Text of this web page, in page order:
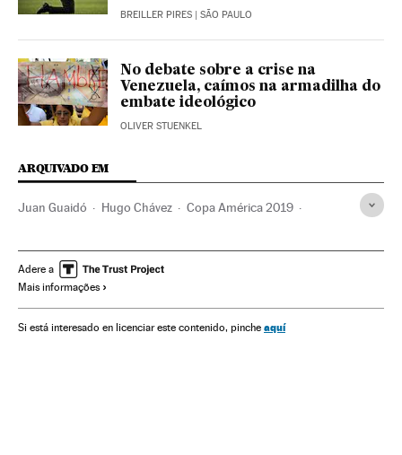
BREILLER PIRES | SÃO PAULO
No debate sobre a crise na
Venezuela, caímos na armadilha do
embate ideológico
OLIVER STUENKEL
ARQUIVADO EM
Juan Guaidó Hugo Chávez Copa América 2019
Rondón Luis Manuel Seijas
Mikel Villanueva
Selección venezolana Venezuela Copa América
Adere a
Mais informações
Si está interesado en licenciar este contenido, pinche aquí